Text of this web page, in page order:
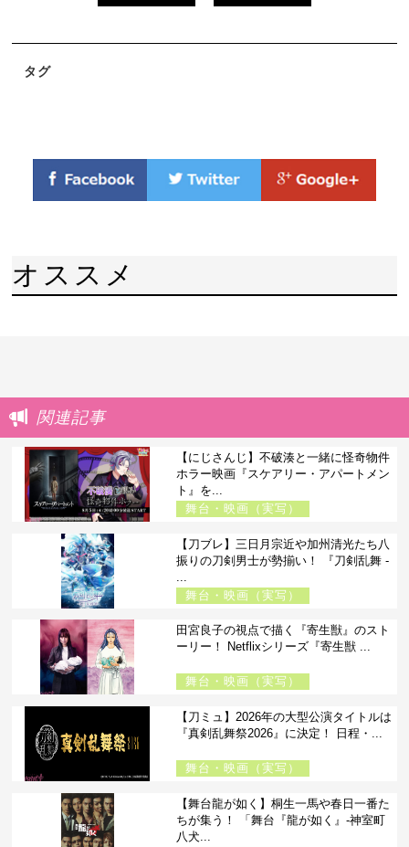
タグ
オススメ
関連記事
【にじさんじ】不破湊と一緒に怪奇物件
ホラー映画『スケアリー・アパートメン
ト』を...
舞台・映画（実写）
【刀ブレ】三日月宗近や加州清光たち八
振りの刀剣男士が勢揃い！ 『刀剣乱舞 -
舞台・映画（実写）
田宮良子の視点で描く『寄生獣』のスト
ーリー！ Netflixシリーズ『寄生獣 ...
舞台・映画（実写）
【刀ミュ】2026年の大型公演タイトルは
『真剣乱舞祭2026』に決定！ 日程・...
舞台・映画（実写）
【舞台龍が如く】桐生一馬や春日一番た
ちが集う！ 「舞台『龍が如く』-神室町
八犬...